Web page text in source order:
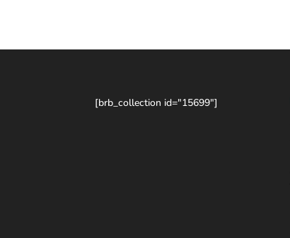
[brb_collection id="15699"]